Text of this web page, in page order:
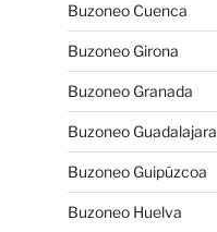
Buzoneo Cuenca
Buzoneo Girona
Buzoneo Granada
Buzoneo Guadalajara
Buzoneo Guipúzcoa
Buzoneo Huelva